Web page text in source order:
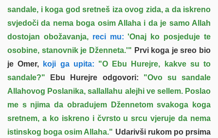
sandale, i koga god sretneš iza ovog zida, a da iskreno
svjedoči da nema boga osim Allaha i da je samo Allah
dostojan obožavanja,reci mu: 'Onaj ko posjeduje te
osobine, stanovnik je Dženneta.'" Prvi koga je sreo bio
je Omer, koji ga upita: "O Ebu Hurejre, kakve su to
sandale?" Ebu Hurejre odgovori: "Ovo su sandale
Allahovog Poslanika, sallallahu alejhi ve sellem. Poslao
me s njima da obradujem Džennetom svakoga koga
sretnem, a ko iskreno i čvrsto u srcu vjeruje da nema
istinskog boga osim Allaha." Udarivši rukom po prsima